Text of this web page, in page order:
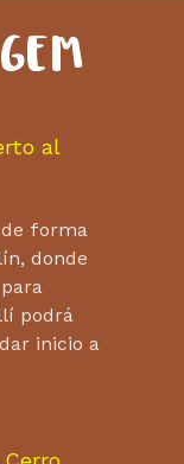
al
forma
donde
podrá
inicio a